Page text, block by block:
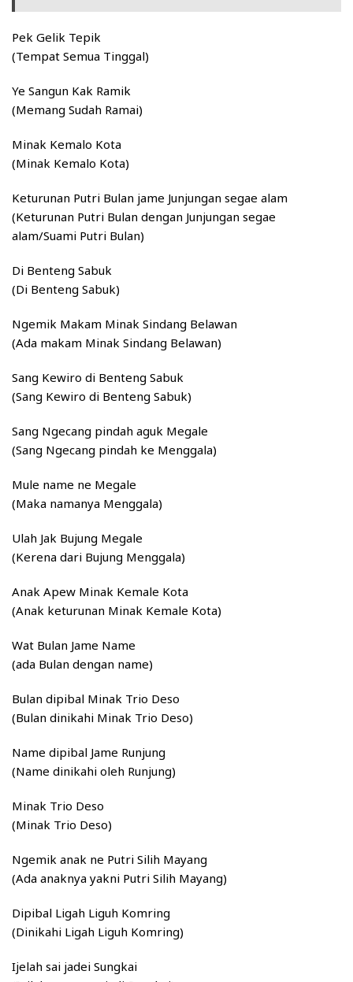
Pek Gelik Tepik
(Tempat Semua Tinggal)
Ye Sangun Kak Ramik
(Memang Sudah Ramai)
Minak Kemalo Kota
(Minak Kemalo Kota)
Keturunan Putri Bulan jame Junjungan segae alam
(Keturunan Putri Bulan dengan Junjungan segae
alam/Suami Putri Bulan)
Di Benteng Sabuk
(Di Benteng Sabuk)
Ngemik Makam Minak Sindang Belawan
(Ada makam Minak Sindang Belawan)
Sang Kewiro di Benteng Sabuk
(Sang Kewiro di Benteng Sabuk)
Sang Ngecang pindah aguk Megale
(Sang Ngecang pindah ke Menggala)
Mule name ne Megale
(Maka namanya Menggala)
Ulah Jak Bujung Megale
(Kerena dari Bujung Menggala)
Anak Apew Minak Kemale Kota
(Anak keturunan Minak Kemale Kota)
Wat Bulan Jame Name
(ada Bulan dengan name)
Bulan dipibal Minak Trio Deso
(Bulan dinikahi Minak Trio Deso)
Name dipibal Jame Runjung
(Name dinikahi oleh Runjung)
Minak Trio Deso
(Minak Trio Deso)
Ngemik anak ne Putri Silih Mayang
(Ada anaknya yakni Putri Silih Mayang)
Dipibal Ligah Liguh Komring
(Dinikahi Ligah Liguh Komring)
Ijelah sai jadei Sungkai